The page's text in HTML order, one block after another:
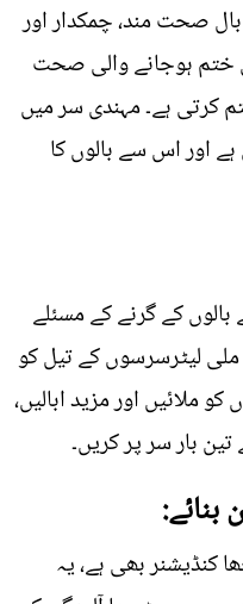
صحت مند، چمکدار اور
ختم ہوجانے والی صحت
کرتی ہے۔ مہندی سر میں
اور اس سے بالوں کا
کے گرنے کے مسئلے
لیٹرسرسوں کے تیل کو
ملائیں اور مزید ابالیں،
بار سر پر کریں۔
کنڈیشنر بھی ہے، یہ